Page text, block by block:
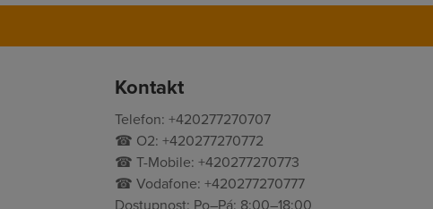
Kontakt
Telefon: +420277270707
☎ O2: +420277270772
☎ T-Mobile: +420277270773
☎ Vodafone: +420277270777
Dostupnost: Po–Pá: 8:00–18:00